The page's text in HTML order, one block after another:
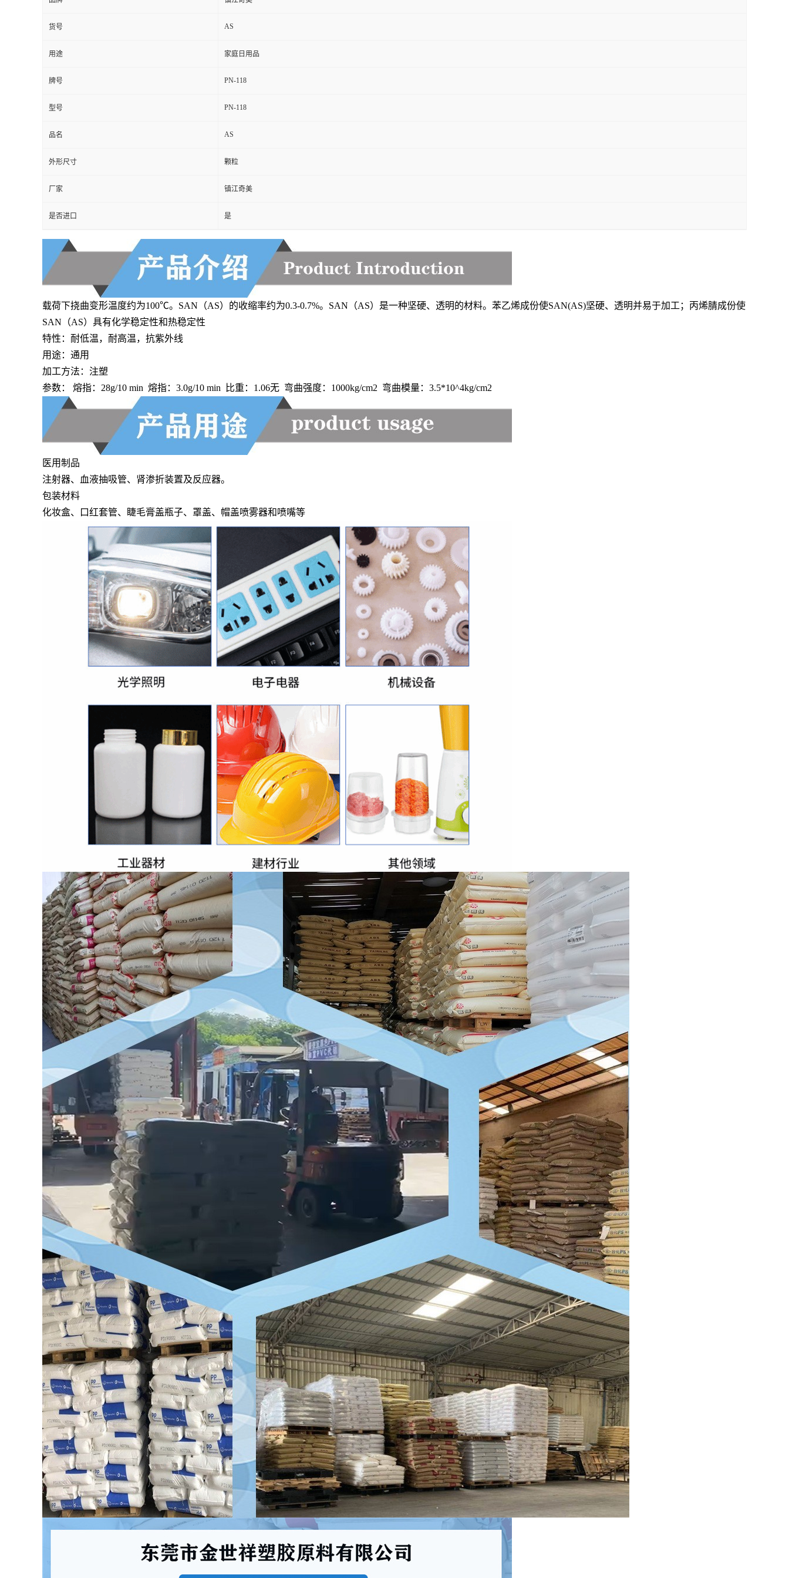
货号 AS
用途 家庭日用品
牌号 PN-118
型号 PN-118
品名 AS
外形尺寸 颗粒
厂家 镇江奇美
是否进口 是
载荷下挠曲变形温度约为100℃。SAN（AS）的收缩率约为0.3-0.7%。SAN（AS）是一种坚硬、透明的材料。苯乙烯成份使SAN(AS)坚硬、透明并易于加工；丙烯腈成份使
SAN（AS）具有化学稳定性和热稳定性
特性：耐低温，耐高温，抗紫外线
用途：通用
加工方法：注塑
参数： 熔指：28g/10 min 熔指：3.0g/10 min 比重：1.06无 弯曲强度：1000kg/cm2 弯曲模量：3.5*10^4kg/cm2
医用制品
注射器、血液抽吸管、肾渗折装置及反应器。
包装材料
化妆盒、口红套管、睫毛膏盖瓶子、罩盖、帽盖喷雾器和喷嘴等